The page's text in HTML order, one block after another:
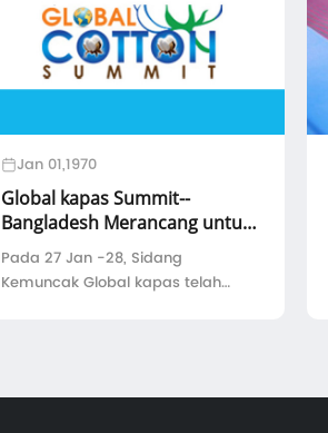
Jan 01,1970
Global kapas Summit--
Bangladesh Merancang untuk
tambah pengeluaran kapas
Pada 27 Jan -28, Sidang
Kemuncak Global kapas telah
meningkatkan pengeluaran kapas